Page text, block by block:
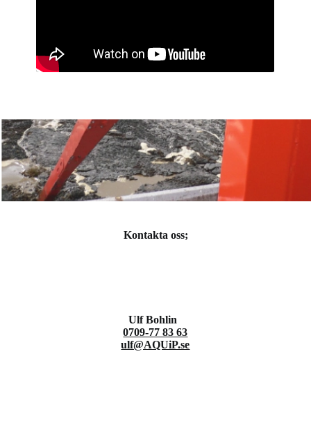
Kontakta oss;
Ulf Bohlin
0709-77 83 63
ulf@AQUiP.se